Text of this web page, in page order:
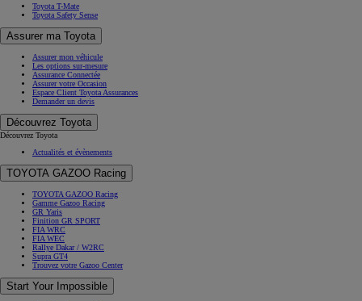
Toyota T-Mate
Toyota Safety Sense
Assurer ma Toyota
Assurer mon véhicule
Les options sur-mesure
Assurance Connectée
Assurer votre Occasion
Espace Client Toyota Assurances
Demander un devis
Découvrez Toyota
Découvrez Toyota
Actualités et évènements
TOYOTA GAZOO Racing
TOYOTA GAZOO Racing
Gamme Gazoo Racing
GR Yaris
Finition GR SPORT
FIA WRC
FIA WEC
Rallye Dakar / W2RC
Supra GT4
Trouvez votre Gazoo Center
Start Your Impossible